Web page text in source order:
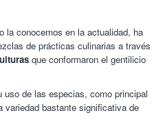
la conocemos en la actualidad, ha
de prácticas culinarias a través
que conformaron el gentilicio
de las especias, como principal
variedad bastante significativa de